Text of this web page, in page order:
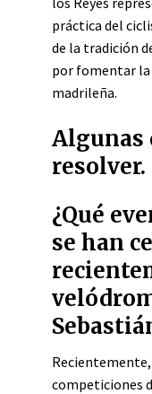
práctica del
de la tradición
por fomentar la
madrileña.
Algunas
resolver.
¿Qué
se han
competiciones